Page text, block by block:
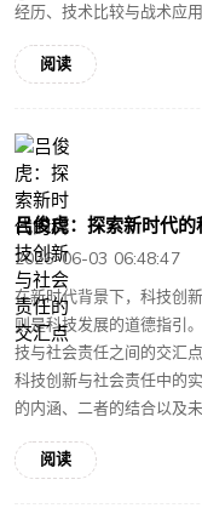
经历、技术比较与战术应
阅读
吕俊虎：探索新时代
2026-06-03 06:48:47
在新时代背景下，科技创
则是科技发展的道德指引
技与社会责任之间的交汇
科技创新与社会责任中的
的内涵、二者的结合以及
阅读